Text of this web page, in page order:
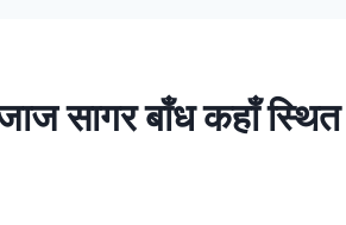
सागर बाँध कहाँ